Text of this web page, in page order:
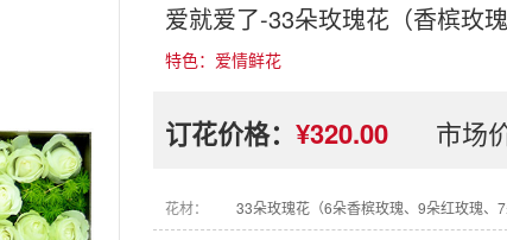
特色：爱情鲜花
订花价格： ¥320.00 市场
花材： 33朵玫瑰花（6朵香槟玫瑰、9朵红玫瑰、